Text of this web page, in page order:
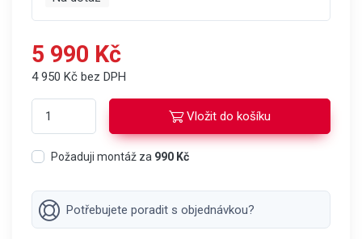
5 990 Kč
4 950 Kč bez DPH
Vložit do košíku
Požaduji montáž za 990 Kč
Potřebujete poradit s objednávkou?